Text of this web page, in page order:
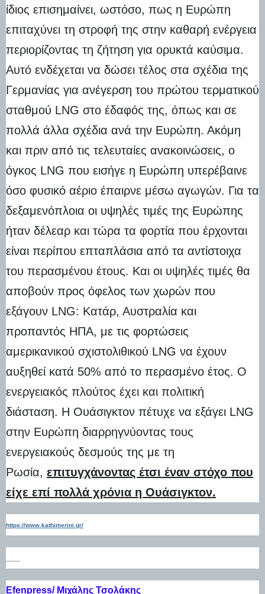
ίδιος επισημαίνει, ωστόσο, πως η Ευρώπη
επιταχύνει τη στροφή της στην καθαρή ενέργεια
περιορίζοντας τη ζήτηση για ορυκτά καύσιμα.
Αυτό ενδέχεται να δώσει τέλος στα σχέδια της
Γερμανίας για ανέγερση του πρώτου τερματικού
σταθμού LNG στο έδαφός της, όπως και σε
πολλά άλλα σχέδια ανά την Ευρώπη. Ακόμη
και πριν από τις τελευταίες ανακοινώσεις, ο
όγκος LNG που εισήγε η Ευρώπη υπερέβαινε
όσο φυσικό αέριο έπαιρνε μέσω αγωγών. Για τα
δεξαμενόπλοια οι υψηλές τιμές της Ευρώπης
ήταν δέλεαρ και τώρα τα φορτία που έρχονται
είναι περίπου επταπλάσια από τα αντίστοιχα
του περασμένου έτους. Και οι υψηλές τιμές θα
αποβούν προς όφελος των χωρών που
εξάγουν LNG: Κατάρ, Αυστραλία και
προπαντός ΗΠΑ, με τις φορτώσεις
αμερικανικού σχιστολιθικού LNG να έχουν
αυξηθεί κατά 50% από το περασμένο έτος. Ο
ενεργειακός πλούτος έχει και πολιτική
διάσταση. Η Ουάσιγκτον πέτυχε να εξάγει LNG
στην Ευρώπη διαρρηγνύοντας τους
ενεργειακούς δεσμούς της με τη
Ρωσία, επιτυγχάνοντας έτσι έναν στόχο που
είχε επί πολλά χρόνια η Ουάσιγκτον.
https://www.kathimerini.gr/
Efenpress/ Μιχάλης Τσολάκης